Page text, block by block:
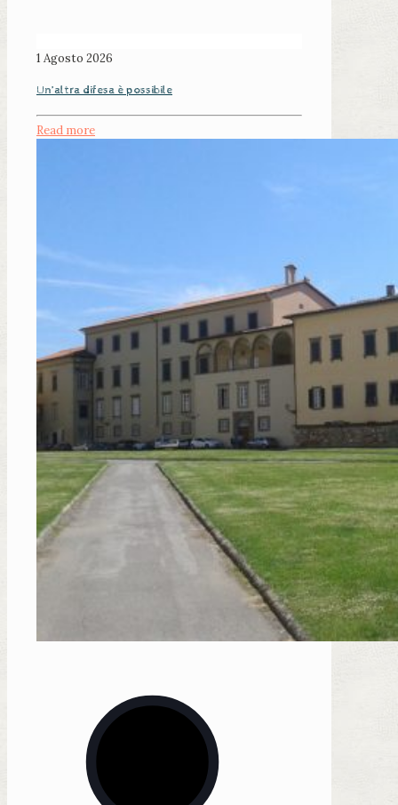
1 Agosto 2026
Un’altra difesa è possibile
Read more